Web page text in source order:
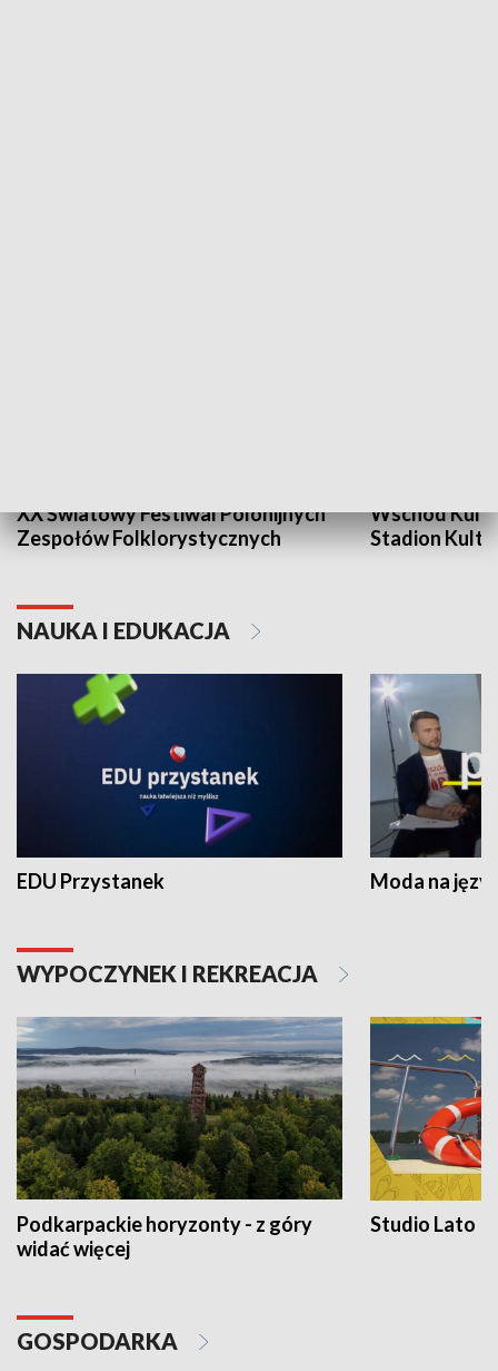
XX Światowy Festiwal Polonijnych
Zespołów Folklorystycznych
Wschód
Stadion
NAUKA I EDUKACJA
EDU Przystanek Moda na
WYPOCZYNEK I REKREACJA
Podkarpackie horyzonty - z góry
widać więcej
Studio Lato
GOSPODARKA